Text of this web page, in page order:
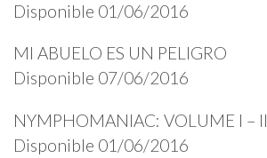
Disponible 01/06/2016
MI ABUELO ES UN PELIGRO
Disponible 07/06/2016
NYMPHOMANIAC: VOLUME I – II
Disponible 01/06/2016